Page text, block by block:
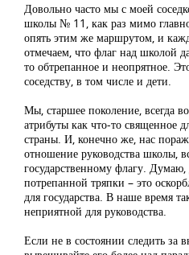
Довольно часто мы с моей
школы № 11, как раз мимо
опять этим же маршрутом, и
отмечаем, что флаг над школой
то обтрепанное и неопрятное.
соседству, в том числе и дети.
Мы, старшее поколение, всегда
атрибуты как что-то священное
страны. И, конечно же, нас
отношение руководства школы,
государственному флагу.
потрепанной тряпки – это
для государства. В наше время
неприятной для руководства.
Если не в состоянии следить